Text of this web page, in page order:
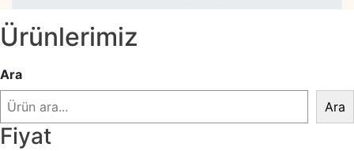
Ürünlerimiz
Ara
Ara
Fiyat